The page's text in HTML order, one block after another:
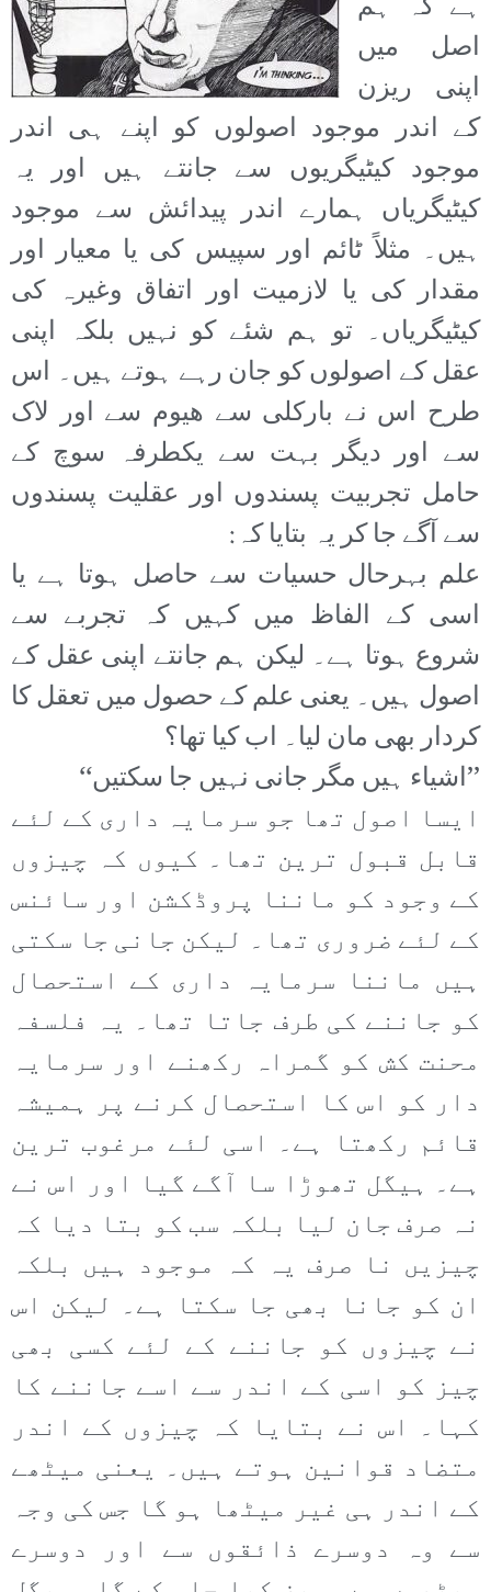
اصل میں
اپنی ریزن
کے اندر موجود اصولوں کو اپنے ہی اندر
موجود کیٹیگریوں سے جانتے ہیں اور یہ
کیٹیگریاں ہمارے اندر پیدائش سے موجود
ہیں۔ مثلاً ٹائم اور سپیس کی یا معیار اور
مقدار کی یا لازمیت اور اتفاق وغیرہ کی
کیٹیگریاں۔ تو ہم شئے کو نہیں بلکہ اپنی
عقل کے اصولوں کو جان رہے ہوتے ہیں۔ اس
طرح اس نے بارکلی سے ھیوم سے اور لاک
سے اور دیگر بہت سے یکطرفہ سوچ کے
حامل تجربیت پسندوں اور عقلیت پسندوں
سے آگے جا کر یہ بتایا کہ:
علم بہرحال حسیات سے حاصل ہوتا ہے یا
اسی کے الفاظ میں کہیں کہ تجربے سے
شروع ہوتا ہے۔ لیکن ہم جانتے اپنی عقل کے
اصول ہیں۔ یعنی علم کے حصول میں تعقل کا
کردار بھی مان لیا۔ اب کیا تھا؟
’’اشیاء ہیں مگر جانی نہیں جا سکتیں‘‘
ایسا اصول تھا جو سرمایہ داری کے لئے
قابل قبول ترین تھا۔ کیوں کہ چیزوں
کے وجود کو ماننا پروڈکشن اور سائنس
کے لئے ضروری تھا۔ لیکن جانی جا سکتی
ہیں ماننا سرمایہ داری کے استحصال
کو جاننے کی طرف جاتا تھا۔ یہ فلسفہ
محنت کش کو گمراہ رکھنے اور سرمایہ
دار کو اس کا استحصال کرنے پر ہمیشہ
قائم رکھتا ہے۔ اسی لئے مرغوب ترین
ہے۔ ہیگل تھوڑا سا آگے گیا اور اس نے
نہ صرف جان لیا بلکہ سب کو بتا دیا کہ
چیزیں نا صرف یہ کہ موجود ہیں بلکہ
ان کو جانا بھی جا سکتا ہے۔ لیکن اس
نے چیزوں کو جاننے کے لئے کسی بھی
چیز کو اسی کے اندر سے اسے جاننے کا
کہا۔ اس نے بتایا کہ چیزوں کے اندر
متضاد قوانین ہوتے ہیں۔ یعنی میٹھے
کے اندر ہی غیر میٹھا ہو گا جس کی وجہ
سے وہ دوسرے ذائقوں سے اور دوسرے